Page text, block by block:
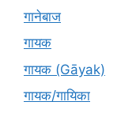
गानेबाज
गायक
गायक (Gāyak)
गायक/गायिका